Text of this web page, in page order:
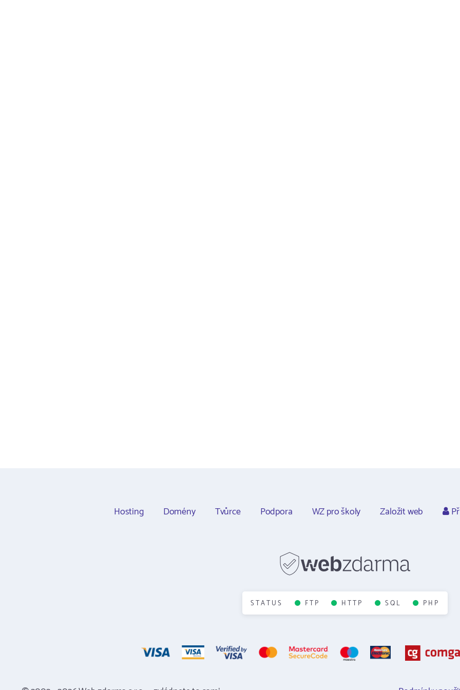
Hosting Domény Tvůrce Podpora WZ pro školy Založit web
STATUS FTP HTTP SQL PHP